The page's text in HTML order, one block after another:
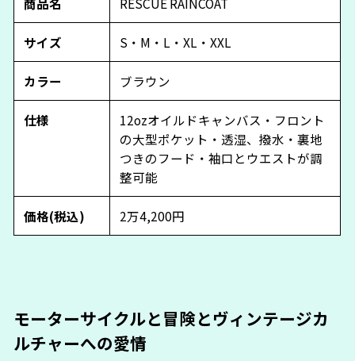
サイズ S・M・L・XL・XXL
カラー ブラウン
仕様
12ozオイルドキャンバス・フロント
の大型ポケット・透湿、撥水・裏地
つきのフード・袖口とウエストが調
整可能
価格(税込) 2万4,200円
モーターサイクルと冒険とヴィンテージカ
ルチャーへの愛情